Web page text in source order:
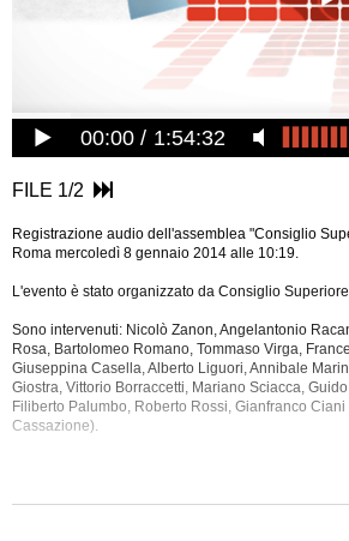
00:00 1:54:32
FILE 1/2
Registrazione audio dell'assemblea "Consiglio
Roma mercoledì 8 gennaio 2014 alle 10:19.
L'evento è stato organizzato da Consiglio
Sono intervenuti: Nicolò Zanon, Angelantonio
Rosa, Bartolomeo Romano, Tommaso Virga,
Giuseppina Casella, Alberto Liguori, Annibale
Giostra, Vittorio Borraccetti, Mariano Sciacca,
Filiberto Palumbo, Roberto Rossi, Gianfranco
Cassazione).
Tra gli argomenti discussi: Csm, Giustizia,